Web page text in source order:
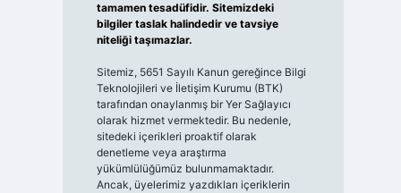
tamamen tesadüfidir. Sitemizdeki
bilgiler taslak halindedir ve tavsiye
niteliği taşımazlar.
Sitemiz, 5651 Sayılı Kanun gereğince Bilgi
Teknolojileri ve İletişim Kurumu (BTK)
tarafından onaylanmış bir Yer Sağlayıcı
olarak hizmet vermektedir. Bu nedenle,
sitedeki içerikleri proaktif olarak
denetleme veya araştırma
yükümlülüğümüz bulunmamaktadır.
Ancak, üyelerimiz yazdıkları içeriklerin